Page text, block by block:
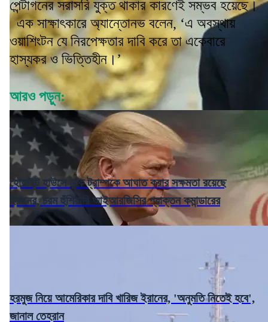
পেন্টাগনের সরাসরি যুক্ত থাকার কারণেই সম্ভব হয়েছে।
এক সাক্ষাৎকারে অ্যান্তোনভ বলেন, ‘এ অবস্থায়
ওয়াশিংটন যে নিরপেক্ষতার দাবি করে তা একেবারে
হাস্যকর ও ভিত্তিহীন।’
আরও পড়ুন:
হোয়াইট হাউসে ঢুকে ট্রাম্পকে আঘাত করার সক্ষমতা রয়েছে
ইরানের, চরম হুঁশিয়ারি আইআরজিসির প্রাক্তন কমান্ডারের
হরমুজ নিয়ে আমেরিকার দাবি খারিজ ইরানের, 'অনুমতি নিতেই হবে',
জানাল তেহরান